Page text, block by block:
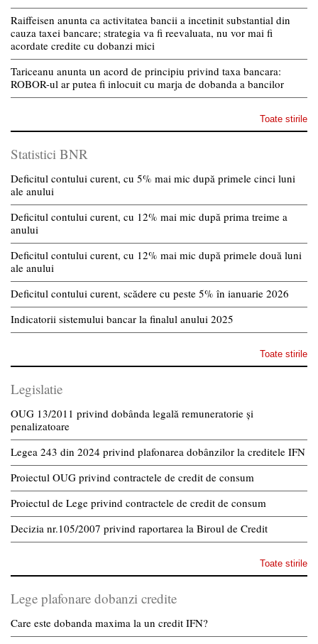
Raiffeisen anunta ca activitatea bancii a incetinit substantial din
cauza taxei bancare; strategia va fi reevaluata, nu vor mai fi
acordate credite cu dobanzi mici
Tariceanu anunta un acord de principiu privind taxa bancara:
ROBOR-ul ar putea fi inlocuit cu marja de dobanda a bancilor
Toate stirile
Statistici BNR
Deficitul contului curent, cu 5% mai mic după primele cinci luni
ale anului
Deficitul contului curent, cu 12% mai mic după prima treime a
anului
Deficitul contului curent, cu 12% mai mic după primele două luni
ale anului
Deficitul contului curent, scădere cu peste 5% în ianuarie 2026
Indicatorii sistemului bancar la finalul anului 2025
Toate stirile
Legislatie
OUG 13/2011 privind dobânda legală remuneratorie și
penalizatoare
Legea 243 din 2024 privind plafonarea dobânzilor la creditele IFN
Proiectul OUG privind contractele de credit de consum
Proiectul de Lege privind contractele de credit de consum
Decizia nr.105/2007 privind raportarea la Biroul de Credit
Toate stirile
Lege plafonare dobanzi credite
Care este dobanda maxima la un credit IFN?